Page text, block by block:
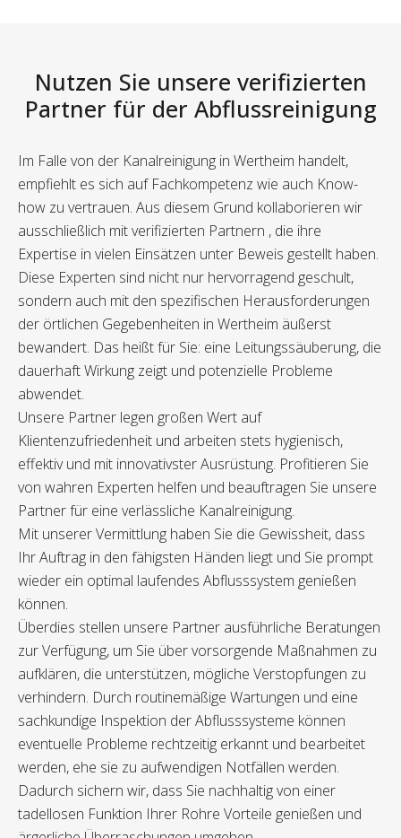
Nutzen Sie unsere verifizierten
Partner für der Abflussreinigung
Im Falle von der Kanalreinigung in Wertheim handelt,
empfiehlt es sich auf Fachkompetenz wie auch Know-
how zu vertrauen. Aus diesem Grund kollaborieren wir
ausschließlich mit verifizierten Partnern , die ihre
Expertise in vielen Einsätzen unter Beweis gestellt haben.
Diese Experten sind nicht nur hervorragend geschult,
sondern auch mit den spezifischen Herausforderungen
der örtlichen Gegebenheiten in Wertheim äußerst
bewandert. Das heißt für Sie: eine Leitungssäuberung, die
dauerhaft Wirkung zeigt und potenzielle Probleme
abwendet.
Unsere Partner legen großen Wert auf
Klientenzufriedenheit und arbeiten stets hygienisch,
effektiv und mit innovativster Ausrüstung. Profitieren Sie
von wahren Experten helfen und beauftragen Sie unsere
Partner für eine verlässliche Kanalreinigung.
Mit unserer Vermittlung haben Sie die Gewissheit, dass
Ihr Auftrag in den fähigsten Händen liegt und Sie prompt
wieder ein optimal laufendes Abflusssystem genießen
können.
Überdies stellen unsere Partner ausführliche Beratungen
zur Verfügung, um Sie über vorsorgende Maßnahmen zu
aufklären, die unterstützen, mögliche Verstopfungen zu
verhindern. Durch routinemäßige Wartungen und eine
sachkundige Inspektion der Abflusssysteme können
eventuelle Probleme rechtzeitig erkannt und bearbeitet
werden, ehe sie zu aufwendigen Notfällen werden.
Dadurch sichern wir, dass Sie nachhaltig von einer
tadellosen Funktion Ihrer Rohre Vorteile genießen und